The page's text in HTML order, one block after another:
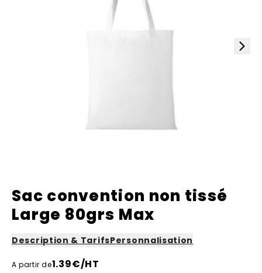
Sac convention non tissé
Large 80grs Max
Description & TarifsPersonnalisation
A partir de1.39€/HT